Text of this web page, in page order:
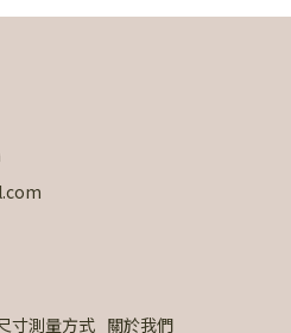
寸測量方式 關於我們